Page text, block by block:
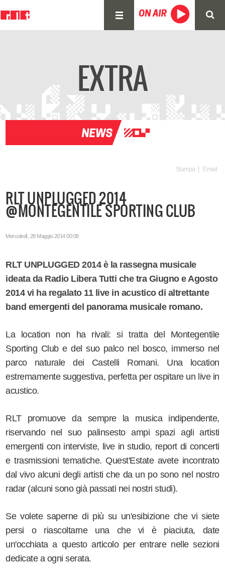
EXTRA
Stampa Email
RLT UNPLUGGED 2014
@MONTEGENTILE SPORTING CLUB
Mercoledì, 28 Maggio 2014 00:08
RLT UNPLUGGED 2014 è la rassegna musicale
ideata da Radio Libera Tutti che tra Giugno e Agosto
2014 vi ha regalato 11 live in acustico di altrettante
band emergenti del panorama musicale romano.
La location non ha rivali: si tratta del Montegentile
Sporting Club e del suo palco nel bosco, immerso nel
parco naturale dei Castelli Romani. Una location
estremamente suggestiva, perfetta per ospitare un live in
acustico.
RLT promuove da sempre la musica indipendente,
riservando nel suo palinsesto ampi spazi agli artisti
emergenti con interviste, live in studio, report di concerti
e trasmissioni tematiche. Quest'Estate avete incontrato
dal vivo alcuni degli artisti che da un po sono nel nostro
radar (alcuni sono già passati nei nostri studi).
Se volete saperne di più su un'esibizione che vi siete
persi o riascoltarne una che vi è piaciuta, date
un'occhiata a questo articolo per entrare nelle sezioni
dedicate a ogni serata.